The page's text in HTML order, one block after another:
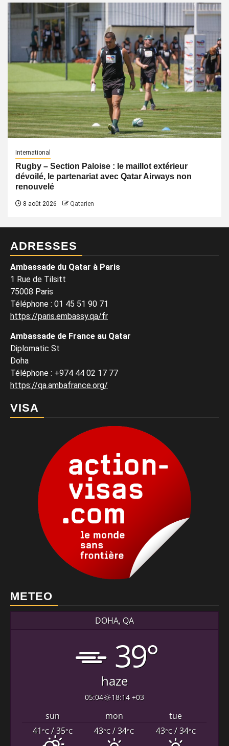
International
Rugby – Section Paloise : le maillot extérieur
dévoilé, le partenariat avec Qatar Airways non
renouvelé
8 août 2026 Qatarien
ADRESSES
Ambassade du Qatar à Paris
1 Rue de Tilsitt
75008 Paris
Téléphone : 01 45 51 90 71
https://paris.embassy.qa/fr
Ambassade de France au Qatar
Diplomatic St
Doha
Téléphone : +974 44 02 17 77
https://qa.ambafrance.org/
VISA
METEO
DOHA, QA
39°
haze
05:04 18:14 +03
sun mon
tue
41°C/ 35°C 43°C/ 34°C 43°C/ 34°C